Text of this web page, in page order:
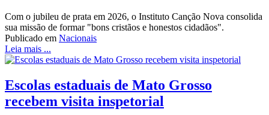
Com o jubileu de prata em 2026, o Instituto Canção Nova consolida
sua missão de formar "bons cristãos e honestos cidadãos".
Publicado em Nacionais
Leia mais ...
Escolas estaduais de Mato Grosso
recebem visita inspetorial